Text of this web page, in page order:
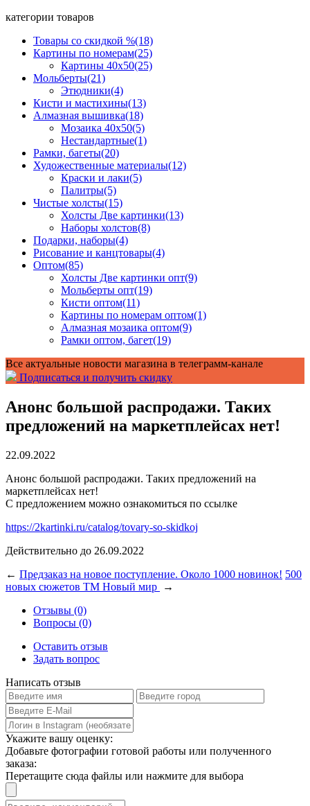
категории товаров
Товары со скидкой %(18)
Картины по номерам(25)
Картины 40x50(25)
Мольберты(21)
Этюдники(4)
Кисти и мастихины(13)
Алмазная вышивка(18)
Мозаика 40x50(5)
Нестандартные(1)
Рамки, багеты(20)
Художественные материалы(12)
Краски и лаки(5)
Палитры(5)
Чистые холсты(15)
Холсты Две картинки(13)
Наборы холстов(8)
Подарки, наборы(4)
Рисование и канцтовары(4)
Оптом(85)
Холсты Две картинки опт(9)
Мольберты опт(19)
Кисти оптом(11)
Картины по номерам оптом(1)
Алмазная мозаика оптом(9)
Рамки оптом, багет(19)
Все актуальные новости магазина в телеграмм-канале
Подписаться и получить скидку
Анонс большой распродажи. Таких
предложений на маркетплейсах нет!
22.09.2022
Анонс большой распродажи. Таких предложений на
маркетплейсах нет!
С предложением можно ознакомиться по ссылке
https://2kartinki.ru/catalog/tovary-so-skidkoj
Действительно до 26.09.2022
← Предзаказ на новое поступление. Около 1000 новинок! 500
новых сюжетов ТМ Новый мир
→
Отзывы (0)
Вопросы (0)
Оставить отзыв
Задать вопрос
Написать отзыв
Укажите вашу оценку:
Добавьте фотографии готовой работы или полученного
заказа:
Перетащите сюда файлы или нажмите для выбора